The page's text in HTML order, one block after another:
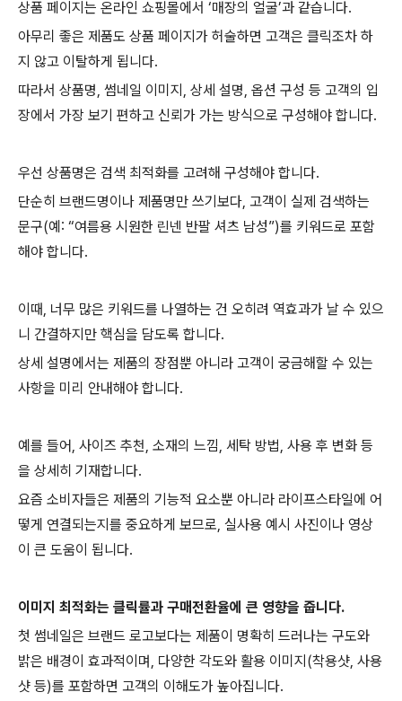
상품 페이지는 온라인 쇼핑몰에서 ‘매장의 얼굴’과 같습니다.
아무리 좋은 제품도 상품 페이지가 허술하면 고객은 클릭조차 하
지 않고 이탈하게 됩니다.
따라서 상품명, 썸네일 이미지, 상세 설명, 옵션 구성 등 고객의 입
장에서 가장 보기 편하고 신뢰가 가는 방식으로 구성해야 합니다.
우선 상품명은 검색 최적화를 고려해 구성해야 합니다.
단순히 브랜드명이나 제품명만 쓰기보다, 고객이 실제 검색하는
문구(예: “여름용 시원한 린넨 반팔 셔츠 남성”)를 키워드로 포함
해야 합니다.
이때, 너무 많은 키워드를 나열하는 건 오히려 역효과가 날 수 있으
니 간결하지만 핵심을 담도록 합니다.
상세 설명에서는 제품의 장점뿐 아니라 고객이 궁금해할 수 있는
사항을 미리 안내해야 합니다.
예를 들어, 사이즈 추천, 소재의 느낌, 세탁 방법, 사용 후 변화 등
을 상세히 기재합니다.
요즘 소비자들은 제품의 기능적 요소뿐 아니라 라이프스타일에 어
떻게 연결되는지를 중요하게 보므로, 실사용 예시 사진이나 영상
이 큰 도움이 됩니다.
이미지 최적화는 클릭률과 구매전환율에 큰 영향을 줍니다.
첫 썸네일은 브랜드 로고보다는 제품이 명확히 드러나는 구도와
밝은 배경이 효과적이며, 다양한 각도와 활용 이미지(착용샷, 사용
샷 등)를 포함하면 고객의 이해도가 높아집니다.